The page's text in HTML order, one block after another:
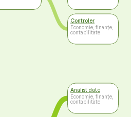
Controler
Economie, finanțe,
contabilitate
Analist date
Economie, finanțe,
contabilitate